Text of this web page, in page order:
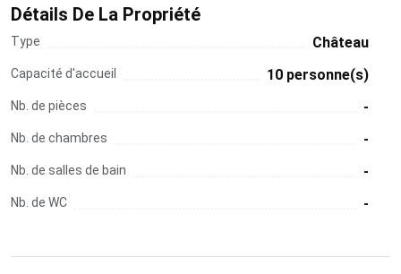
Détails De La Propriété
Type Château
Capacité d'accueil 10 personne(s)
Nb. de pièces -
Nb. de chambres -
Nb. de salles de bain -
Nb. de WC -